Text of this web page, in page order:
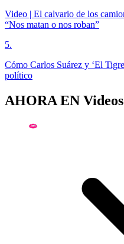
Video | El calvario de los
“Nos matan o nos roban”
5.
Cómo Carlos Suárez y ‘El
político
AHORA EN Videos